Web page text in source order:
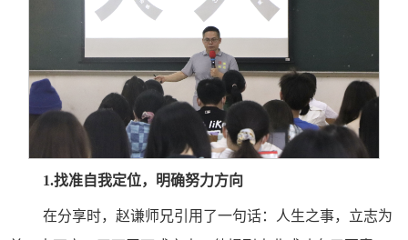
1.找准自我定位，明确努力方向
在分享时，赵谦师兄引用了一句话：人生之事，立志为